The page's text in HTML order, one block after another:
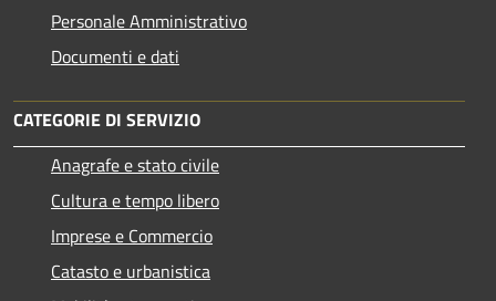
Personale Amministrativo
Documenti e dati
CATEGORIE DI SERVIZIO
Anagrafe e stato civile
Cultura e tempo libero
Imprese e Commercio
Catasto e urbanistica